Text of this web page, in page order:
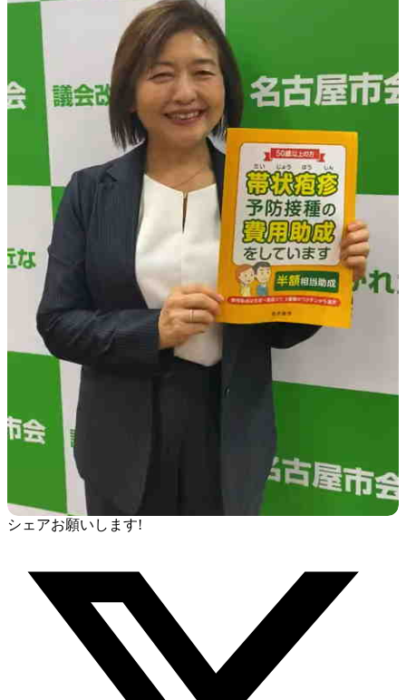
シェアお願いします!